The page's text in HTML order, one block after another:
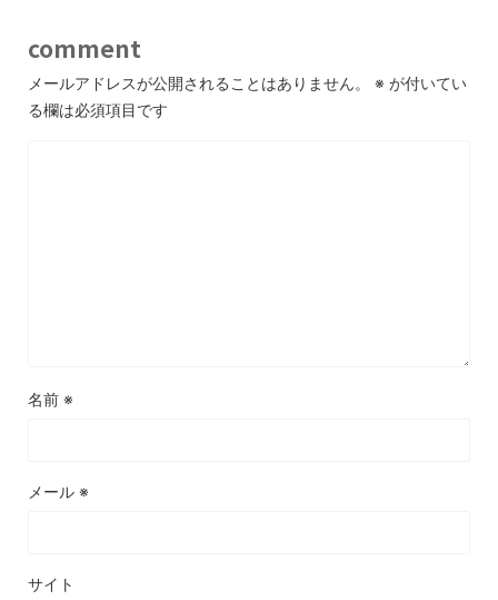
comment
メールアドレスが公開されることはありません。 ※ が付いてい
る欄は必須項目です
名前 ※
メール ※
サイト